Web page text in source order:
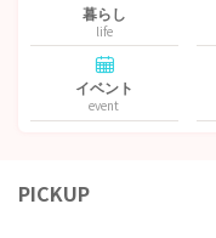
暮らし
life
イベント
event
PICKUP